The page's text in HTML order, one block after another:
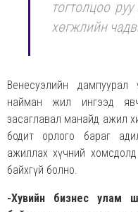
тогтолцоо
хөгжлийн
Венесуэлийн
найман жил ингээд
засаглавал манайд ажил
бодит орлого бараг
ажиллах хүчний
байхгүй болно.
-Хувийн бизнес улам